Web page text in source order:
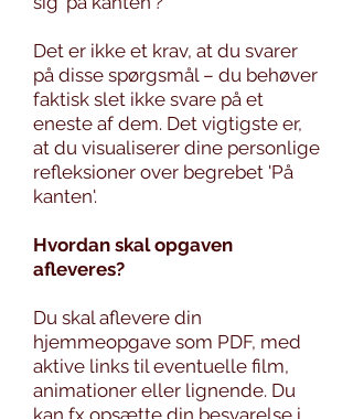
Det er ikke et krav, at du svarer
på disse spørgsmål – du behøver
faktisk slet ikke svare på et
eneste af dem. Det vigtigste er,
at du visualiserer dine personlige
refleksioner over begrebet 'På
kanten'.
Hvordan skal opgaven
afleveres?
Du skal aflevere din
hjemmeopgave som PDF, med
aktive links til eventuelle film,
animationer eller lignende. Du
kan fx opsætte din besvarelse i